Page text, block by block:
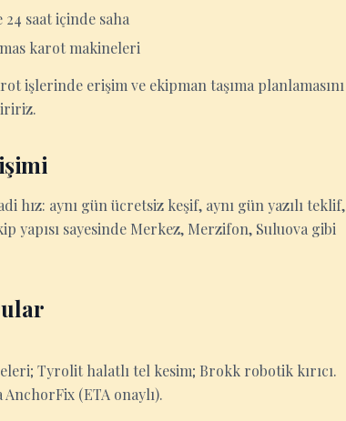
saat içinde saha
karot makineleri
işlerinde erişim ve ekipman taşıma planlamasını
hız: aynı gün ücretsiz keşif, aynı gün yazılı teklif,
yapısı sayesinde Merkez, Merzifon, Suluova gibi
Tyrolit halatlı tel kesim; Brokk robotik kırıcı.
(ETA onaylı).